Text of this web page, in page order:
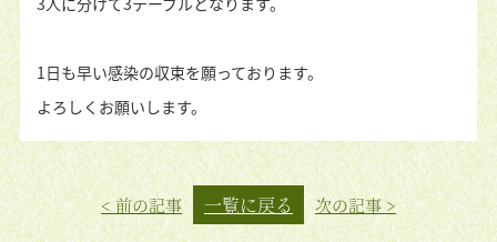
1日も早い感染の収束を願っております。
よろしくお願いします。
< 前の記事 一覧に戻る 次の記事 >